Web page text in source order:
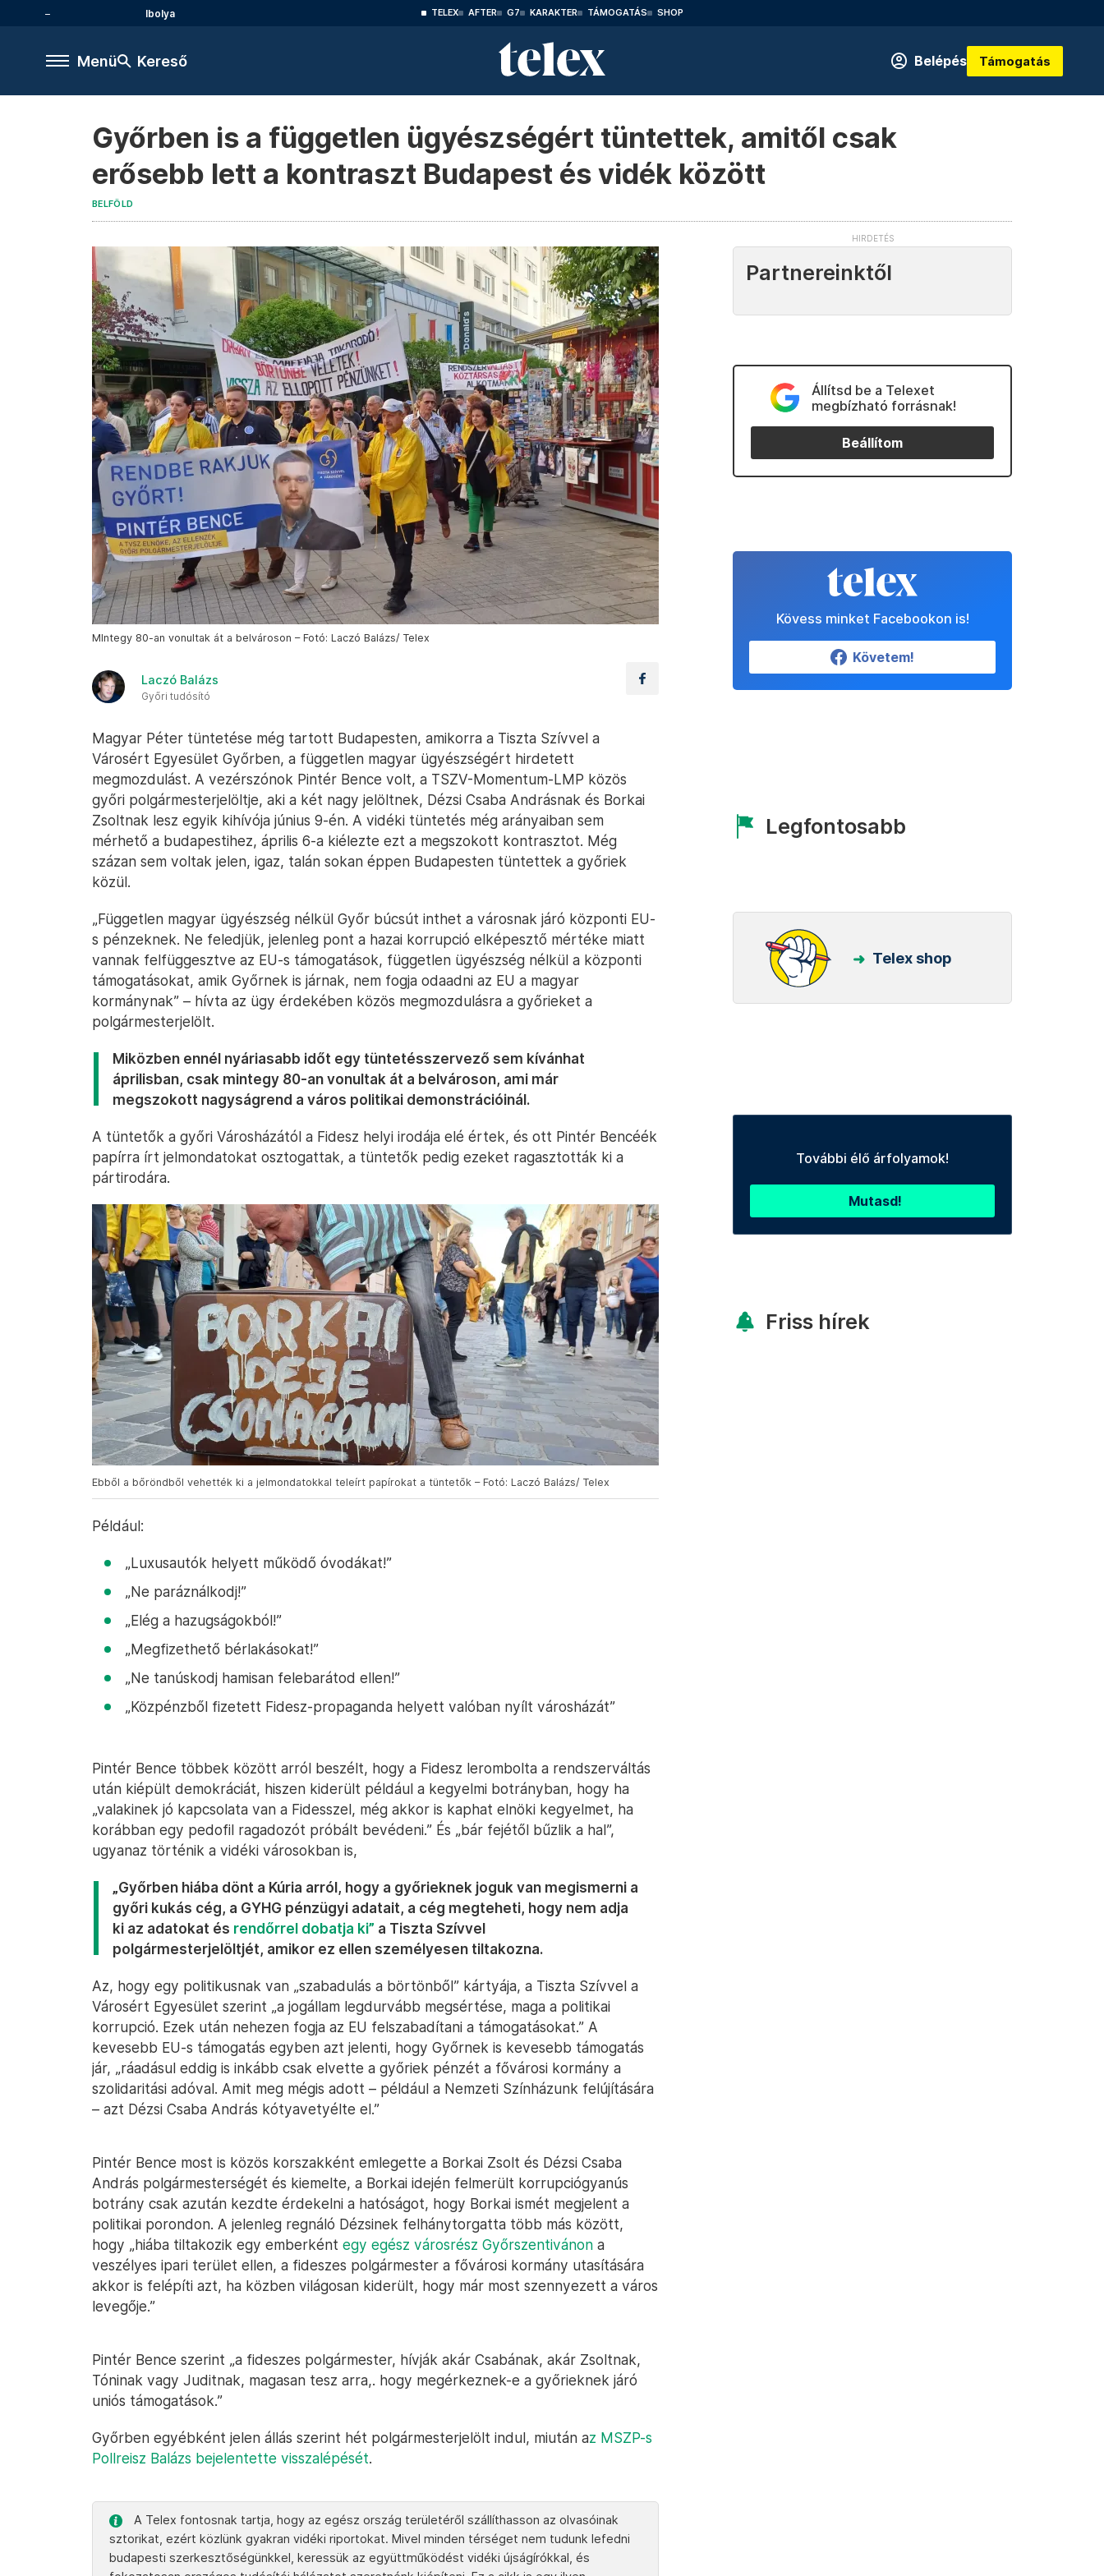
Ibolya TELEX AFTER G7 KARAKTER TÁMOGATÁS SHOP
Menü Kereső Belépés Támogatás
Győrben is a független ügyészségért tüntettek, amitől csak
erősebb lett a kontraszt Budapest és vidék között
BELFÖLD
MIntegy 80-an vonultak át a belvároson – Fotó: Laczó Balázs/ Telex
Laczó Balázs
Győri tudósító
Magyar Péter tüntetése még tartott Budapesten, amikorra a Tiszta Szívvel a
Városért Egyesület Győrben, a független magyar ügyészségért hirdetett
megmozdulást. A vezérszónok Pintér Bence volt, a TSZV-Momentum-LMP közös
győri polgármesterjelöltje, aki a két nagy jelöltnek, Dézsi Csaba Andrásnak és Borkai
Zsoltnak lesz egyik kihívója június 9-én. A vidéki tüntetés még arányaiban sem
mérhető a budapestihez, április 6-a kiélezte ezt a megszokott kontrasztot. Még
százan sem voltak jelen, igaz, talán sokan éppen Budapesten tüntettek a győriek
közül.
„Független magyar ügyészség nélkül Győr búcsút inthet a városnak járó központi EU-
s pénzeknek. Ne feledjük, jelenleg pont a hazai korrupció elképesztő mértéke miatt
vannak felfüggesztve az EU-s támogatások, független ügyészség nélkül a központi
támogatásokat, amik Győrnek is járnak, nem fogja odaadni az EU a magyar
kormánynak” – hívta az ügy érdekében közös megmozdulásra a győrieket a
polgármesterjelölt.
Miközben ennél nyáriasabb időt egy tüntetésszervező sem kívánhat
áprilisban, csak mintegy 80-an vonultak át a belvároson, ami már
megszokott nagyságrend a város politikai demonstrációinál.
A tüntetők a győri Városházától a Fidesz helyi irodája elé értek, és ott Pintér Bencéék
papírra írt jelmondatokat osztogattak, a tüntetők pedig ezeket ragasztották ki a
pártirodára.
Ebből a bőröndből vehették ki a jelmondatokkal teleírt papírokat a tüntetők – Fotó: Laczó Balázs/ Telex
Például:
„Luxusautók helyett működő óvodákat!”
„Ne paráználkodj!”
„Elég a hazugságokból!”
„Megfizethető bérlakásokat!”
„Ne tanúskodj hamisan felebarátod ellen!”
„Közpénzből fizetett Fidesz-propaganda helyett valóban nyílt városházát”
Pintér Bence többek között arról beszélt, hogy a Fidesz lerombolta a rendszerváltás
után kiépült demokráciát, hiszen kiderült például a kegyelmi botrányban, hogy ha
„valakinek jó kapcsolata van a Fidesszel, még akkor is kaphat elnöki kegyelmet, ha
korábban egy pedofil ragadozót próbált bevédeni.” És „bár fejétől bűzlik a hal”,
ugyanaz történik a vidéki városokban is,
„Győrben hiába dönt a Kúria arról, hogy a győrieknek joguk van megismerni a
győri kukás cég, a GYHG pénzügyi adatait, a cég megteheti, hogy nem adja
ki az adatokat és rendőrrel dobatja ki” a Tiszta Szívvel
polgármesterjelöltjét, amikor ez ellen személyesen tiltakozna.
Az, hogy egy politikusnak van „szabadulás a börtönből” kártyája, a Tiszta Szívvel a
Városért Egyesület szerint „a jogállam legdurvább megsértése, maga a politikai
korrupció. Ezek után nehezen fogja az EU felszabadítani a támogatásokat.” A
kevesebb EU-s támogatás egyben azt jelenti, hogy Győrnek is kevesebb támogatás
jár, „ráadásul eddig is inkább csak elvette a győriek pénzét a fővárosi kormány a
szolidaritási adóval. Amit meg mégis adott – például a Nemzeti Színházunk felújítására
– azt Dézsi Csaba András kótyavetyélte el.”
Pintér Bence most is közös korszakként emlegette a Borkai Zsolt és Dézsi Csaba
András polgármesterségét és kiemelte, a Borkai idején felmerült korrupciógyanús
botrány csak azután kezdte érdekelni a hatóságot, hogy Borkai ismét megjelent a
politikai porondon. A jelenleg regnáló Dézsinek felhánytorgatta több más között,
hogy „hiába tiltakozik egy emberként egy egész városrész Győrszentivánon a
veszélyes ipari terület ellen, a fideszes polgármester a fővárosi kormány utasítására
akkor is felépíti azt, ha közben világosan kiderült, hogy már most szennyezett a város
levegője.”
Pintér Bence szerint „a fideszes polgármester, hívják akár Csabának, akár Zsoltnak,
Tóninak vagy Juditnak, magasan tesz arra,. hogy megérkeznek-e a győrieknek járó
uniós támogatások.”
Győrben egyébként jelen állás szerint hét polgármesterjelölt indul, miután az MSZP-s
Pollreisz Balázs bejelentette visszalépését.
A Telex fontosnak tartja, hogy az egész ország területéről szállíthasson az olvasóinak
sztorikat, ezért közlünk gyakran vidéki riportokat. Mivel minden térséget nem tudunk lefedni
budapesti szerkesztőségünkkel, keressük az együttműködést vidéki újságírókkal, és
Partnereinktől
Állítsd be a Telexet
megbízható forrásnak!
Beállítom
Kövess minket Facebookon is!
Követem!
Legfontosabb
Telex shop
További élő árfolyamok!
Mutasd!
Friss hírek